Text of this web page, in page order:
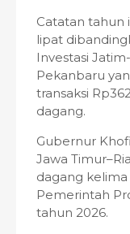
Catatan tahun
lipat
Investasi
Pekanbaru
transaksi
dagang.
Gubernur
Jawa
dagang
Pemerintah
tahun 2026.